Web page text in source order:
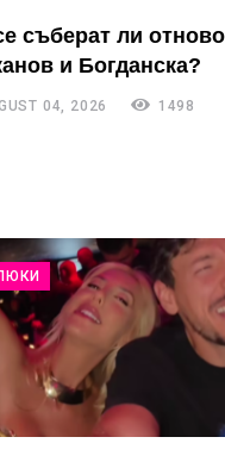
съберат ли отново
и Богданска?
04, 2026 1498